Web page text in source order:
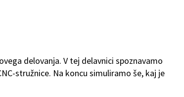
delovanja. V tej delavnici spoznavamo
stružnice. Na koncu simuliramo še, kaj je